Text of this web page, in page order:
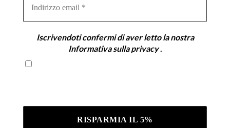
email
Iscrivendoti confermi di aver letto la nostra
Informativa sulla privacy.